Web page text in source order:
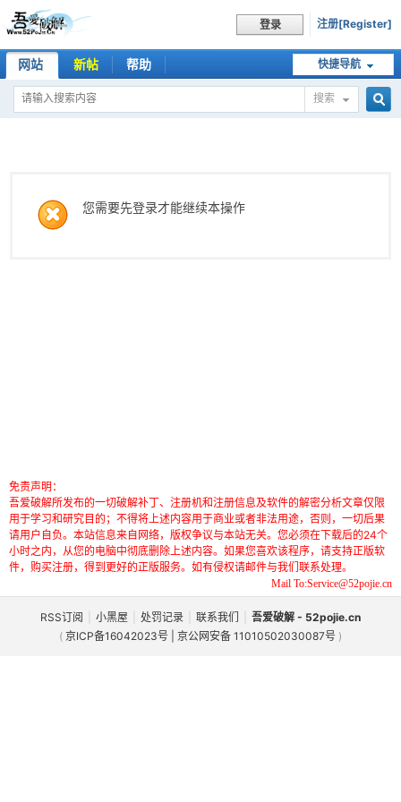
登录 注册[Register]
快捷导航
网站 新帖 帮助
搜索
您需要先登录才能继续本操作
免责声明：
吾爱破解所发布的一切破解补丁、注册机和注册信息及软件的解密分析文章仅限
用于学习和研究目的；不得将上述内容用于商业或者非法用途，否则，一切后果
请用户自负。本站信息来自网络，版权争议与本站无关。您必须在下载后的24个
小时之内，从您的电脑中彻底删除上述内容。如果您喜欢该程序，请支持正版软
件，购买注册，得到更好的正版服务。如有侵权请邮件与我们联系处理。
Mail To:Service@52pojie.cn
RSS订阅 小黑屋 处罚记录 联系我们
吾爱破解 - 52pojie.cn
( 京ICP备16042023号 | 京公网安备 11010502030087号 )